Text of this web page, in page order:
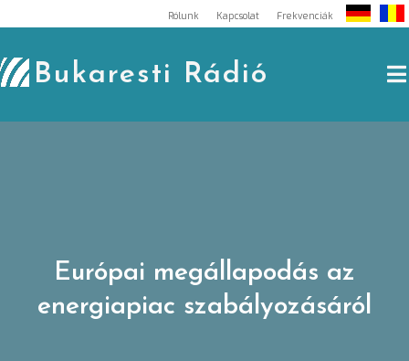
to
content
Rólunk Kapcsolat Frekvenciák
Bukaresti Rádió
Európai megállapodás az
energiapiac szabályozásáról